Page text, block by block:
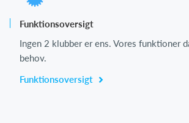
Funktionsoversigt
Ingen 2 klubber er ens. Vores funktioner
behov.
Funktionsoversigt